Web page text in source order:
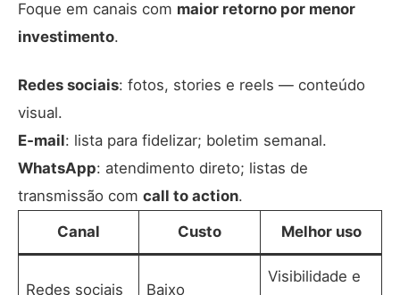
Foque em canais com maior retorno por menor
investimento.
Redes sociais: fotos, stories e reels — conteúdo
visual.
E‑mail: lista para fidelizar; boletim semanal.
WhatsApp: atendimento direto; listas de
transmissão com call to action.
Canal
Custo Melhor uso
Redes sociais Baixo
Visibilidade e